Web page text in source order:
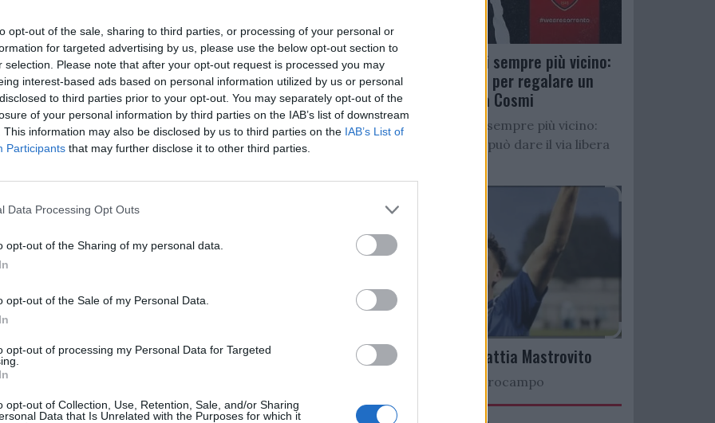
opt-out of the sale, sharing to third parties, or processing of your personal or
for targeted advertising by us, please use the below opt-out section to
selection. Please note that after your opt-out request is processed you may
interest-based ads based on personal information utilized by us or personal
to third parties prior to your opt-out. You may separately opt-out of the
of your personal information by third parties on the IAB’s list of downstream
This information may also be disclosed by us to third parties on the IAB’s List of
Participants that may further disclose it to other third parties.
Data Processing Opt Outs
opt-out of the Sharing of my personal data.
opt-out of the Sale of my Personal Data.
opt-out of processing my Personal Data for Targeted
opt-out of Collection, Use, Retention, Sale, and/or Sharing
Data that Is Unrelated with the Purposes for which it
affidabilità, ricordato per la sua solidità
incursioni sotto porta. Durante la
notare per la sua abilità in zona gol,
come la vittoria contro la Lazio
contro il Verona nel 1999. La sua ultima
risale al novembre 2007, quando
sfida vinta dall’Atalanta.
chiodo, ha intrapreso con
cercando di emulare e, per certi
durante la sua carriera da
Salernitana, D’Ursi sempre più vicino:
Faggiano accelera per regalare un
altro attaccante a Cosmi
Salernitana, D’Ursi sempre più vicino:
Starita al Sorrento può dare il via libera
Arriva il talento Mattia Mastrovito
Nuovo colpo a centrocampo